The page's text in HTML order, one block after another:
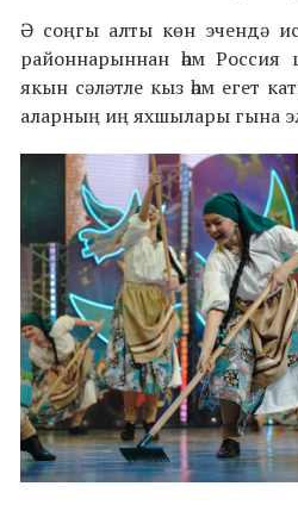
Ә соңгы алты көн эчендә
районнарыннан һәм Россия
якын сәләтле кыз һәм егет
аларның иң яхшылары гына